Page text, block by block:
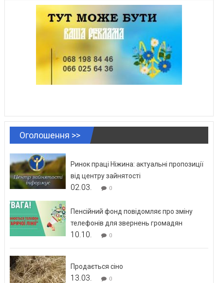
Оголошення >>
Ринок праці Ніжина: актуальні пропозиції
від центру зайнятості
02.03. 0
Пенсійний фонд повідомляє про зміну
телефонів для звернень громадян
10.10. 0
Продається сіно
13.03. 0